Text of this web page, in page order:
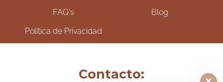
FAQ's
Política de Privacidad
Blog
Contacto: